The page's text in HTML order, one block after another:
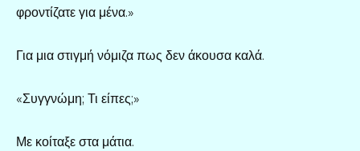
φροντίζατε για μένα.»
Για μια στιγμή νόμιζα πως δεν άκουσα καλά.
«Συγγνώμη; Τι είπες;»
Με κοίταξε στα μάτια.